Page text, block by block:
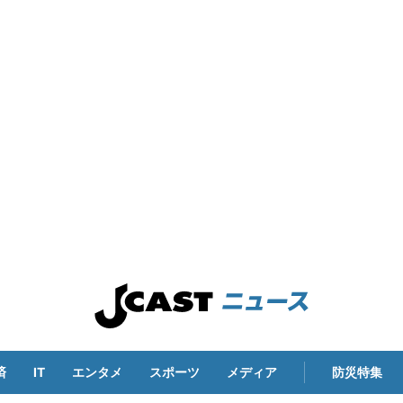
IT エンタメ スポーツ メディア 防災特集